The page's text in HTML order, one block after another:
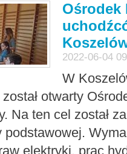
Ośrodek
2022-06-04
W
otwarty
Na ten cel został
podstawowej.
elektryki, prac